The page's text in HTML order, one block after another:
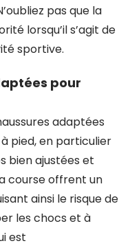
pas que la
lorsqu’il s’agit de
sportive.
pour
adaptées
pied, en particulier
bien ajustées et
course offrent un
ainsi le risque de
les chocs et à
est